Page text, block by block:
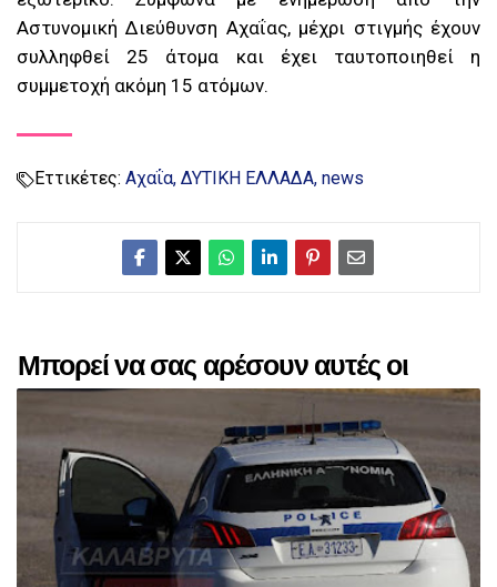
Αστυνομική Διεύθυνση Αχαΐας, μέχρι στιγμής έχουν
συλληφθεί 25 άτομα και έχει ταυτοποιηθεί η
συμμετοχή ακόμη 15 ατόμων.
Εττικέτες: Αχαΐα ΔΥΤΙΚΗ ΕΛΛΑΔΑ news
Μπορεί να σας αρέσουν αυτές οι
αναρτήσεις